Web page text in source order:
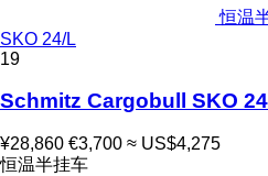
恒温
SKO 24/L
19
Schmitz Cargobull SKO
¥28,860 €3,700 ≈ US$4,275
恒温半挂车